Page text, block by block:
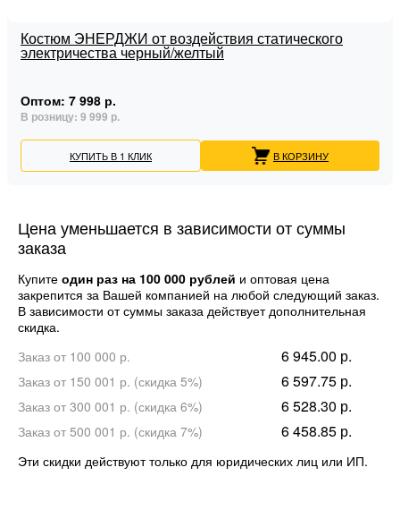
Костюм ЭНЕРДЖИ от воздействия статического
электричества черный/желтый
Оптом: 7 998 р.
В розницу: 9 999 р.
КУПИТЬ В 1 КЛИК В КОРЗИНУ
Цена уменьшается в зависимости от суммы
заказа
Купите один раз на 100 000 рублей и оптовая цена
закрепится за Вашей компанией на любой следующий заказ.
В зависимости от суммы заказа действует дополнительная
скидка.
Заказ от 100 000 р.
6 945.00 р.
Заказ от 150 001 р. (скидка 5%) 6 597.75 р.
Заказ от 300 001 р. (скидка 6%) 6 528.30 р.
Заказ от 500 001 р. (скидка 7%) 6 458.85 р.
Эти скидки действуют только для юридических лиц или ИП.